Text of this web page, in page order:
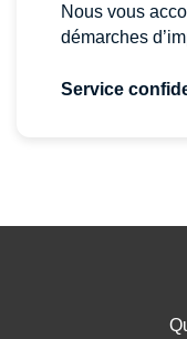
Nous vous
démarches
Service